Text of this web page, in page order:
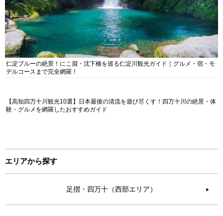
仁淀ブルーの絶景！にこ淵・沈下橋を巡る仁淀川観光ガイド｜グルメ・宿・モ
デルコースまで完全網羅！
【高知四万十川観光10選】日本最後の清流を遊び尽くす！四万十川の絶景・体
験・グルメを網羅したおすすめガイド
エリアから探す
足摺・四万十（西部エリア） ▶︎